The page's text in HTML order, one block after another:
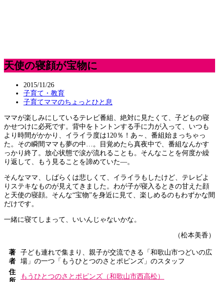
天使の寝顔が宝物に
2015/11/26
子育て・教育
子育てママのちょっとひと息
ママが楽しみにしているテレビ番組、絶対に見たくて、子どもの寝
かせつけに必死です。背中をトントンする手に力が入って、いつも
より時間がかかり、イライラ度は120％！あ～、番組始まっちゃっ
た。その瞬間ママも夢の中…。目覚めたら真夜中で、番組なんかす
っかり終了。放心状態で涙が流れることも。そんなことを何度か繰
り返して、もう見ることを諦めていた―。
そんなママ、しばらくは悲しくて、イライラもしたけど、テレビよ
りステキなものが見えてきました。わが子が寝入るときの甘えた顔
と天使の寝顔。そんな“宝物”を身近に見て、楽しめるのもわずかな間
だけです。
一緒に寝てしまって、いいんじゃないかな。
（松本美香）
著
者
子ども連れで集まり、親子が交流できる「和歌山市つどいの広
場」の一つ「もうひとつのさとポピンズ」のスタッフ
住
もうひとつのさとポピンズ（和歌山市西高松）